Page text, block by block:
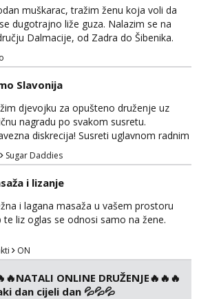
muškarac, tražim ženu koja voli da
dugotrajno liže guza. Nalazim se na
Dalmacije, od Zadra do Šibenika.
Slavonija
djevojku za opušteno druženje uz
nagradu po svakom susretu.
diskrecija! Susreti uglavnom radnim
tijekom dana ali nije uvjet. Samo
osmarios984@gmail.com
Sugar Daddies
i lizanje
i lagana masaža u vašem prostoru
te liz oglas se odnosi samo na žene.
ON
ONLINE DRUŽENJE🔥🔥🔥
dan cijeli dan 💦💦💦